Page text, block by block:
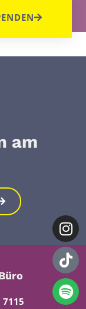
am
7115